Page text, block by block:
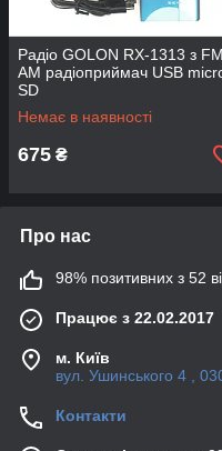
Радіо GOLON RX-1313 з FM
AM радіоприймач USB
SD
Немає в наявності
675 ₴
Про нас
98% позитивних з 52
Працює з 22.02.2017
м. Київ
вул. Ушинського 4 ,
Контакти